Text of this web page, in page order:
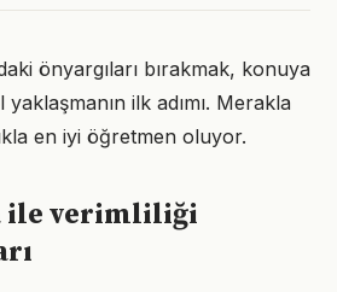
önyargıları bırakmak, konuya
ilk adımı. Merakla
en iyi öğretmen oluyor.
ile verimliliği